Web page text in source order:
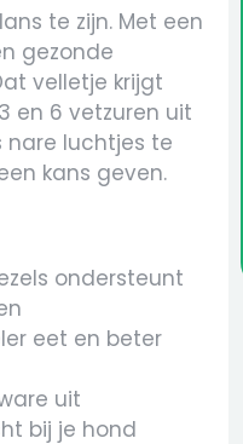
te zijn. Met een
gezonde
velletje krijgt
en 6 vetzuren uit
nare luchtjes te
kans geven.
ondersteunt
eet en beter
uit
bij je hond